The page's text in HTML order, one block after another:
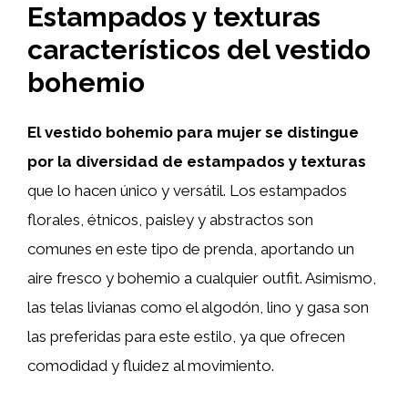
Estampados y texturas
característicos del vestido
bohemio
El vestido bohemio para mujer se distingue
por la diversidad de estampados y texturas
que lo hacen único y versátil. Los estampados
florales, étnicos, paisley y abstractos son
comunes en este tipo de prenda, aportando un
aire fresco y bohemio a cualquier outfit. Asimismo,
las telas livianas como el algodón, lino y gasa son
las preferidas para este estilo, ya que ofrecen
comodidad y fluidez al movimiento.